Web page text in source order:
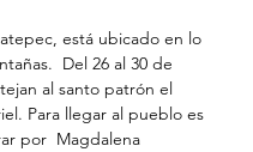
está ubicado en lo
Del 26 al 30 de
al santo patrón el
Para llegar al pueblo es
por  Magdalena